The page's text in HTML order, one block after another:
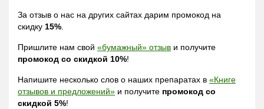
За отзыв о нас на других сайтах дарим промокод на
скидку 15%
Пришлите нам свой «бумажный» отзыв и получите
промокод со скидкой 10%!
Напишите несколько слов о наших препаратах в «Книге
отзывов и предложений» и получите промокод со
скидкой 5%!